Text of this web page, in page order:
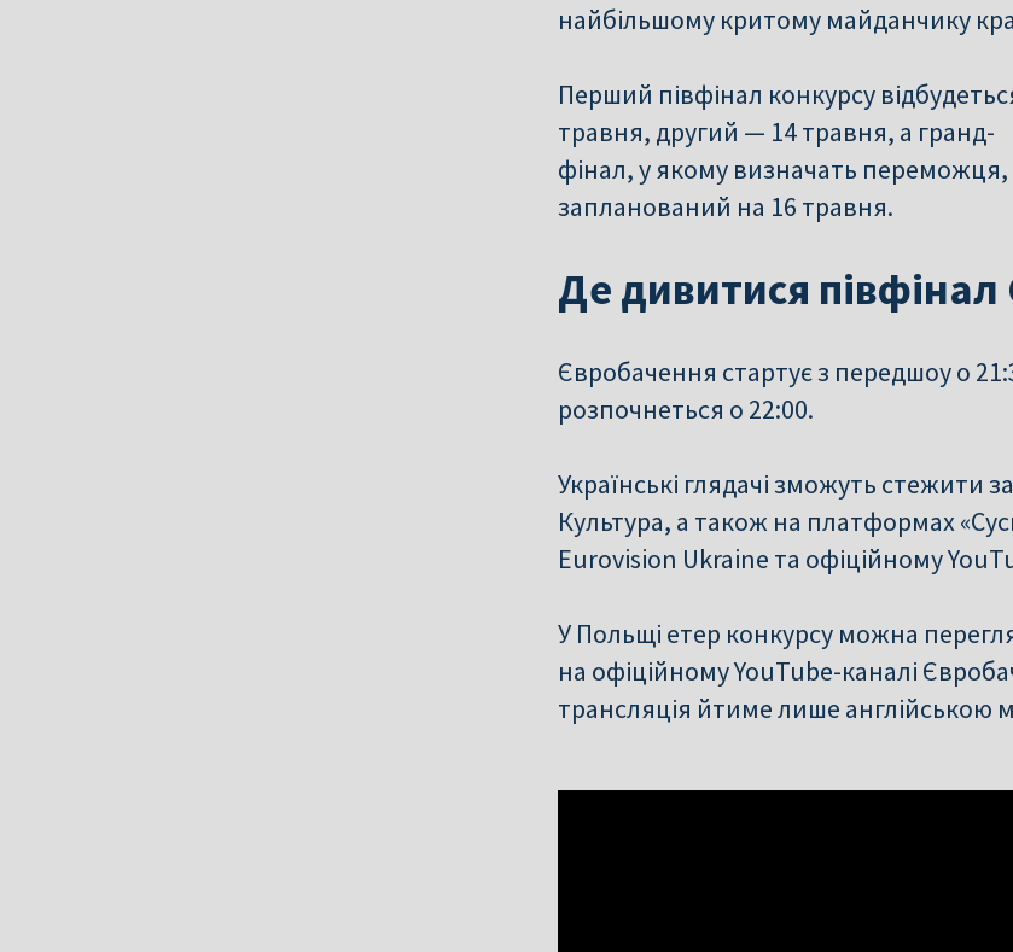
найбільшому критому майданчику
Перший півфінал конкурсу
травня, другий — 14 травня, а гранд-
фінал, у якому визначать переможця,
запланований на 16 травня.
Де дивитися
Євробачення стартує з передшоу о
розпочнеться о 22:00.
Українські глядачі зможуть стежити
Культура, а також на платформах
Eurovision Ukraine та офіційному
У Польщі етер конкурсу можна
на офіційному YouTube-каналі
трансляція йтиме лише англійською